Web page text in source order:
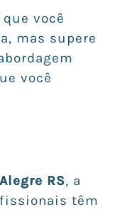
você
mas supere
você
RS, a
têm